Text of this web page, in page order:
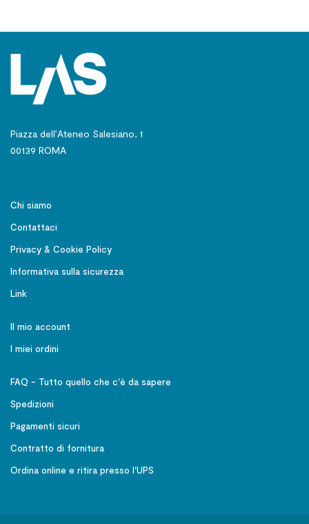
Piazza dell’Ateneo Salesiano, 1
00139 ROMA
Chi siamo
Contattaci
Privacy & Cookie Policy
Informativa sulla sicurezza
Link
Il mio account
I miei ordini
FAQ - Tutto quello che c'è da sapere
Spedizioni
Pagamenti sicuri
Contratto di fornitura
Ordina online e ritira presso l'UPS